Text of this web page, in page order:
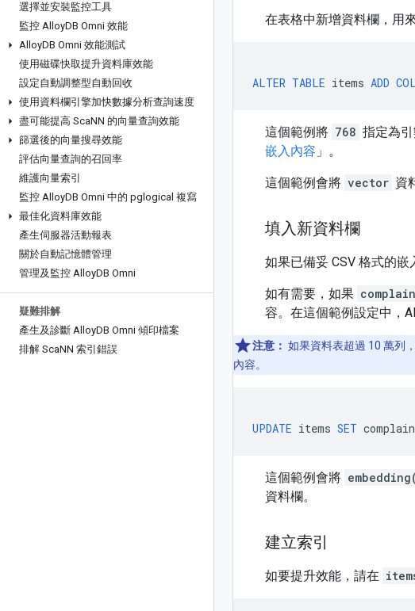
選擇並安裝監控工具
監控 AlloyDB Omni 效能
AlloyDB Omni 效能測試
使用磁碟快取提升資料庫效能
設定自動調整型自動回收
使用資料欄引擎加快數據分析查詢速度
盡可能提高 ScaNN 的向量查詢效能
篩選後的向量搜尋效能
評估向量查詢的召回率
維護向量索引
監控 AlloyDB Omni 中的 pglogical 複寫
最佳化資料庫效能
產生伺服器活動報表
關於自動記憶體管理
管理及監控 AlloyDB Omni
疑難排解
產生及診斷 AlloyDB Omni 傾印檔案
排解 ScaNN 索引錯誤
在表格中新增資料欄，用
ALTER TABLE items ADD
這個範例將 768 指定為
嵌入內容 」。
這個範例會將 vector 資
填入新資料欄
如果已備妥 CSV 格式的嵌
如有需要，如果
容。在這個範例設定中，
注意： 如果資料表超過 10 萬列
內容。
UPDATE items SET
這個範例會將
資料欄。
建立索引
如要提升效能，請在